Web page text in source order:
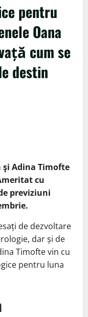
pentru
Oana
cum se
destin
şi Adina Timofte
cu
previziuni
de dezvoltare
dar și de
Timofte vin cu
pentru luna